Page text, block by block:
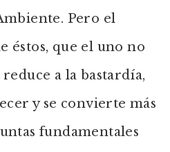
Pero el
éstos, que el uno no
a la bastardía,
y se convierte más
fundamentales